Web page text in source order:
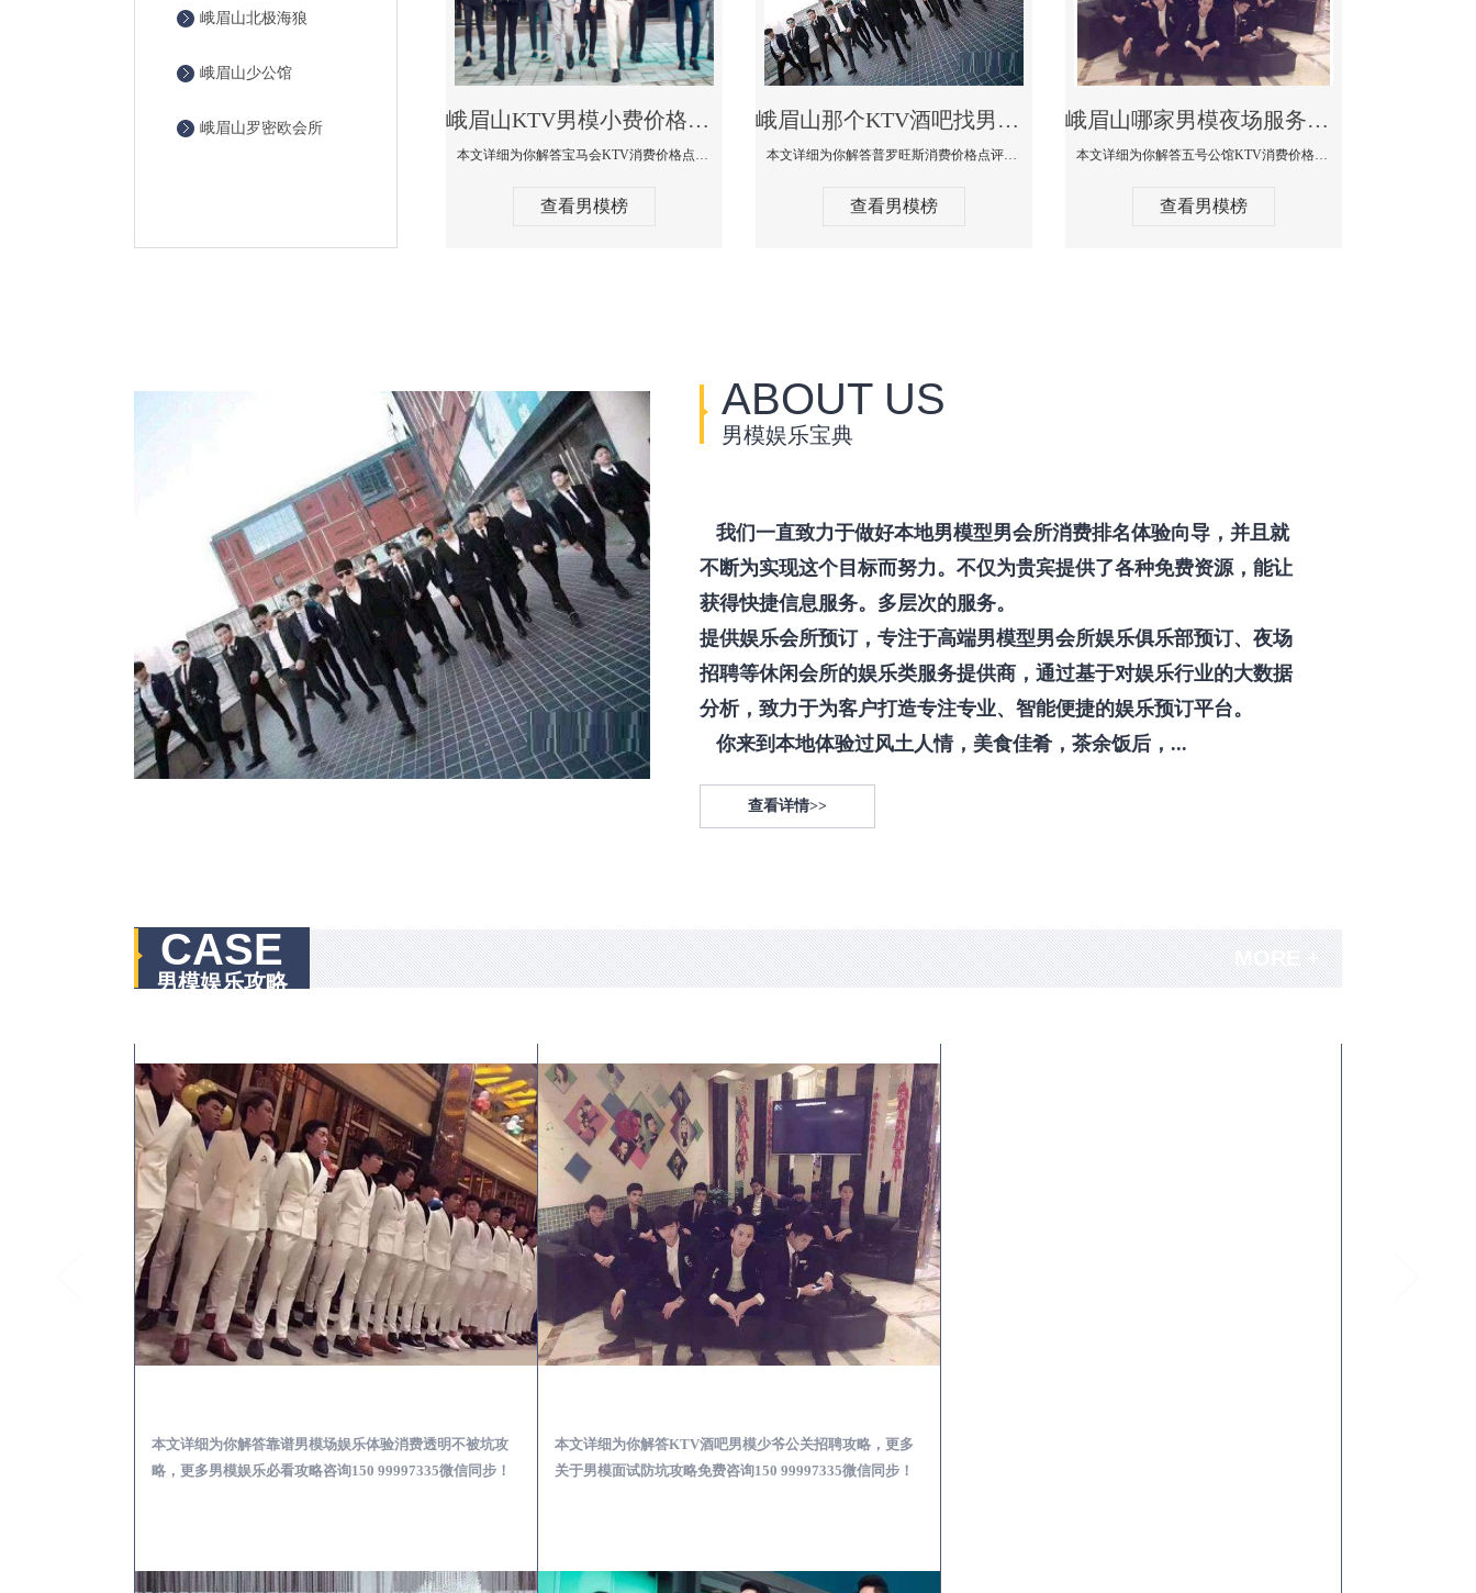
峨眉山北极海狼
峨眉山少公馆
峨眉山罗密欧会所 峨眉山KTV男模小费价格哪家便宜-宝马会KTV消费口碑点评
本文详细为你解答宝马会KTV消费价格点评，更多关于KTV男模小费价格哪家便宜免费咨询150 99997335微信同步！
查看男模榜
峨眉山那个KTV酒吧找男模帅哥男妓多-普罗旺斯KTV真实口碑点评
本文详细为你解答普罗旺斯消费价格点评，更多关于那个KTV酒吧找男模帅哥最多免费咨询150 99997335微信同步！
查看男模榜
峨眉山哪家男模夜场服务流程全面-五号公馆KTV消费价格点评
本文详细为你解答五号公馆KTV消费价格，更多关于哪家男模夜场服务流程全面免费咨询150 99997335微信同步！
查看男模榜
ABOUT US
男模娱乐宝典
我们一直致力于做好本地男模型男会所消费排名体验向导，并且就
不断为实现这个目标而努力。不仅为贵宾提供了各种免费资源，能让
获得快捷信息服务。多层次的服务。
提供娱乐会所预订，专注于高端男模型男会所娱乐俱乐部预订、夜场
招聘等休闲会所的娱乐类服务提供商，通过基于对娱乐行业的大数据
分析，致力于为客户打造专注专业、智能便捷的娱乐预订平台。
你来到本地体验过风土人情，美食佳肴，茶余饭后，...
查看详情>>
CASE
男模娱乐攻略
本文详细为你解答靠谱男模场娱乐体验消费透明不被坑攻
略，更多男模娱乐必看攻略咨询150 99997335微信同步！
本文详细为你解答KTV酒吧男模少爷公关招聘攻略，更多
关于男模面试防坑攻略免费咨询150 99997335微信同步！